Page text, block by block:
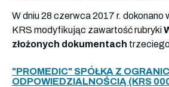
W dniu 28 czerwca 2017 r. dokonano
KRS modyfikując zawartość rubryki
złożonych dokumentach
"PROMEDIC" SPÓŁKA Z
ODPOWIEDZIALNOŚCIĄ (KRS